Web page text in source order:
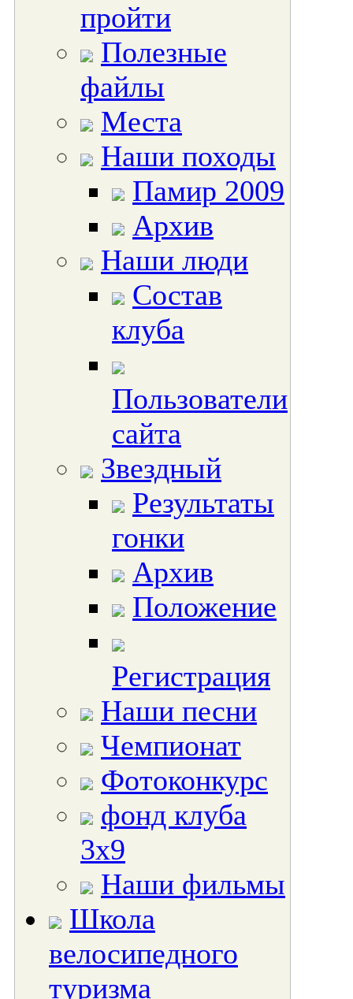
пройти
Полезные
файлы
Места
Наши походы
Памир 2009
Архив
Наши люди
Состав
клуба
Пользователи
сайта
Звездный
Результаты
гонки
Архив
Положение
Регистрация
Наши песни
Чемпионат
Фотоконкурс
фонд клуба
3х9
Наши фильмы
Школа
велосипедного
туризма